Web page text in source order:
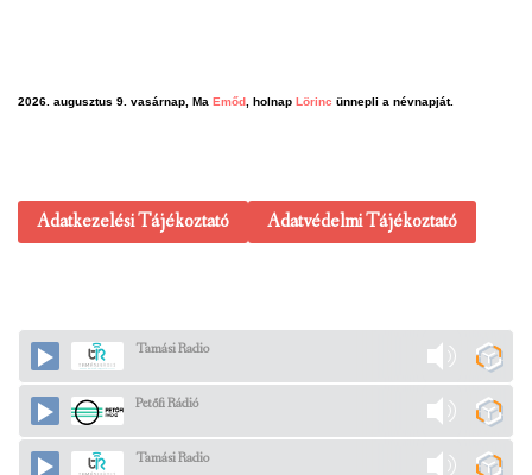
2026. augusztus 9. vasárnap, Ma Emőd , holnap Lörinc ünnepli a névnapját.
Adatkezelési Tájékoztató Adatvédelmi Tájékoztató
Tamási Radio
Petőfi Rádió
Tamási Radio